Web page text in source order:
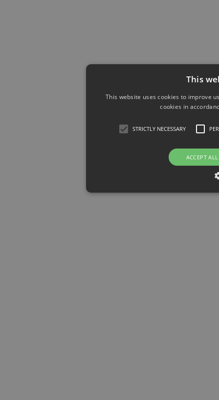
This
This website uses cookies to improve
cookies in
STRICTLY NECESSARY
ACCEPT ALL